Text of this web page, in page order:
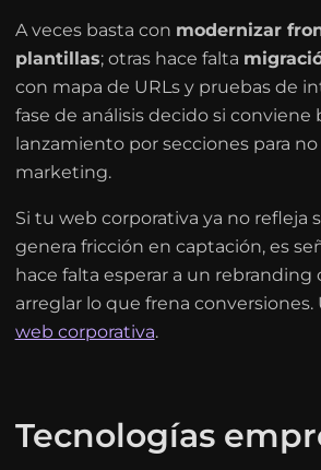
A veces basta con modernizar
plantillas; otras hace falta
con mapa de URLs y pruebas de
fase de análisis decido si conviene
lanzamiento por secciones para
marketing.
Si tu web corporativa ya no refleja
genera fricción en captación, es
hace falta esperar a un rebranding
arreglar lo que frena conversiones.
web corporativa.
Tecnologías